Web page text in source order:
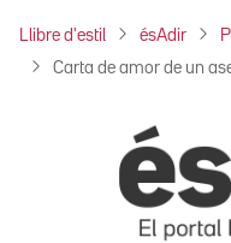
Llibre d'estil ésAdir
Carta de amor de un